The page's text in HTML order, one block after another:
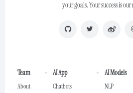
your goals. Your success is
Team
About
AI App
Chatbots
AI Models
NLP